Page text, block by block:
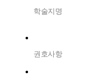
학술지명
권호사항